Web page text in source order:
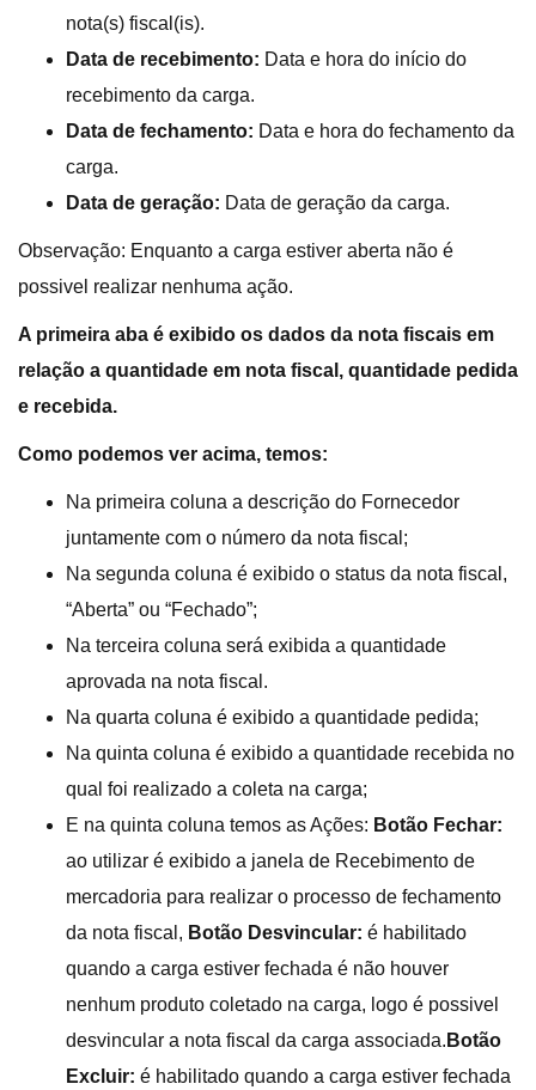
nota(s) fiscal(is).
Data de recebimento: Data e hora do início do
recebimento da carga.
Data de fechamento: Data e hora do fechamento da
carga.
Data de geração: Data de geração da carga.
Observação: Enquanto a carga estiver aberta não é
possivel realizar nenhuma ação.
A primeira aba é exibido os dados da nota fiscais em
relação a quantidade em nota fiscal, quantidade pedida
e recebida.
Como podemos ver acima, temos:
Na primeira coluna a descrição do Fornecedor
juntamente com o número da nota fiscal;
Na segunda coluna é exibido o status da nota fiscal,
“Aberta” ou “Fechado”;
Na terceira coluna será exibida a quantidade
aprovada na nota fiscal.
Na quarta coluna é exibido a quantidade pedida;
Na quinta coluna é exibido a quantidade recebida no
qual foi realizado a coleta na carga;
E na quinta coluna temos as Ações: Botão Fechar:
ao utilizar é exibido a janela de Recebimento de
mercadoria para realizar o processo de fechamento
da nota fiscal, Botão Desvincular: é habilitado
quando a carga estiver fechada é não houver
nenhum produto coletado na carga, logo é possivel
desvincular a nota fiscal da carga associada. Botão
Excluir: é habilitado quando a carga estiver fechada